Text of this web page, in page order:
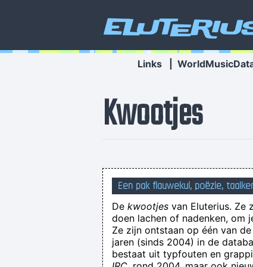
Links
Kwootjes
Een pak flauwekul, poëzie,
De kwootjes van Eluterius. Ze
doen lachen of nadenken, om
Ze zijn ontstaan op één van
jaren (sinds 2004) in de
bestaat uit typfouten en